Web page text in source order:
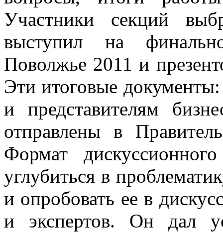
Участники секций
выступил на
Поволжье 2011 и
Эти итоговые
и представителям
отправлены в
Формат
углубиться в
и опробовать ее в
и экспертов. Он дал